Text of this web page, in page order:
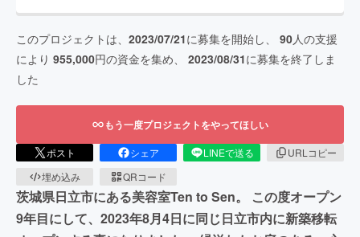
このプロジェクトは、 2023/07/21に募集を開始し、 90人の支援
により 955,000円の資金を集め、 2023/08/31に募集を終了しま
した
もう一度プロジェクトをやってほしい
ポスト シェア LINEで送る
URLコピー
埋め込み
QRコード
茨城県日立市にある美容室Ten to Sen。 この度オープン
9年目にして、2023年8月4日に同じ日立市内に新築移転